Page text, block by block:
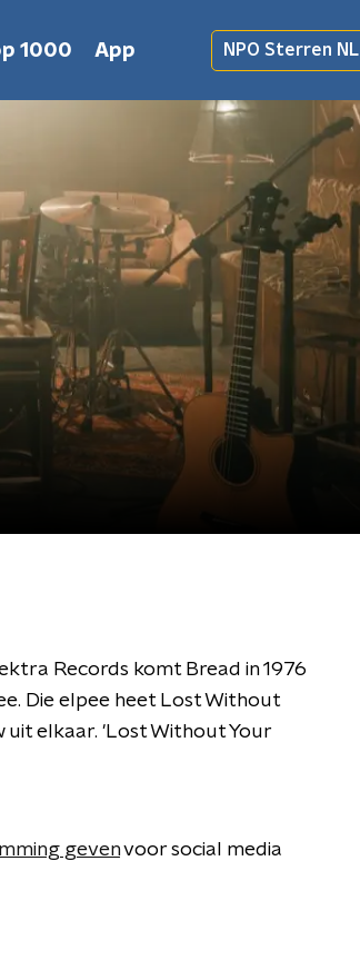
1000 App NPO Sterren NL
Records komt Bread in 1976
Die elpee heet Lost Without
uit elkaar. 'Lost Without Your
gevenvoor social media